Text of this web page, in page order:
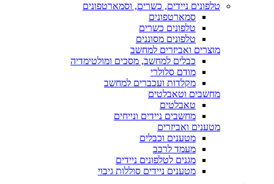
טלפונים ניידים, כשרים, וסמארטפונים
סמארטפונים
טלפונים כשרים
טלפונים מסוננים
מוצרים ואביזרים למחשב
כבלים למחשב, מסכים ומולטימדיה
מודם סלולרי
מקלדות ועכברים למחשב
מחשבים וטאבלטים
טאבלטים
מחשבים ניידים ונייחים
מטענים ואביזרים
מטענים וכבלים
מעמד לרכב
מגנים לטלפונים ניידים
מטענים ניידים סוללות גיבוי